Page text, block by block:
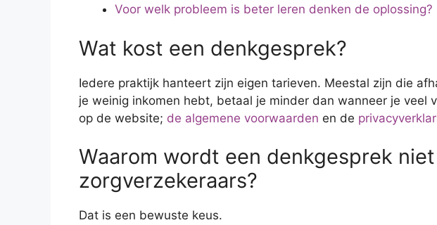
Voor welk probleem is beter leren denken de oplossing?
Wat kost een denkgesprek?
Iedere praktijk hanteert zijn eigen tarieven. Meestal zijn die
je weinig inkomen hebt, betaal je minder dan wanneer je veel
op de website; de algemene voorwaarden en de
Waarom wordt een denkgesprek
zorgverzekeraars?
Dat is een bewuste keus.